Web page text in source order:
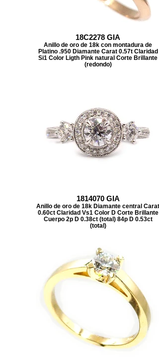
18C2278 GIA
Anillo de oro de 18k con montadura de
Platino .950 Diamante Carat 0.57t Claridad
Si1 Color Ligth Pink natural Corte Brillante
(redondo)
1814070 GIA
Anillo de oro de 18k Diamante central Carat
0.60ct Claridad Vs1 Color D Corte Brillante
Cuerpo 2p D 0.38ct (total) 84p D 0.53ct
(total)